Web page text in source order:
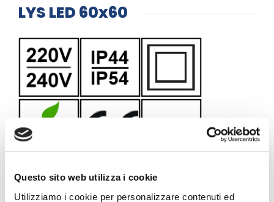
Questo sito web utilizza i cookie
Utilizziamo i cookie per personalizzare contenuti ed
LYS LED 60x60